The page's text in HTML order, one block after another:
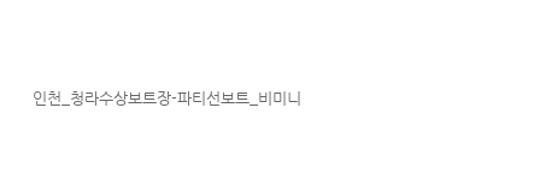
인천_청라수상보트장-파티선보트_비미니